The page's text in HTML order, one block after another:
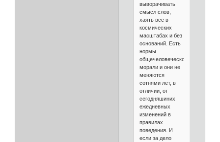
выворачивать
смысл слов,
хаять всё в
космических
масштабах и без
оснований. Есть
нормы
общечеловеческой
морали и они не
меняются
сотнями лет, в
отличии, от
сегодняшиних
ежедневных
изменений в
правилах
поведения. И
если за дело